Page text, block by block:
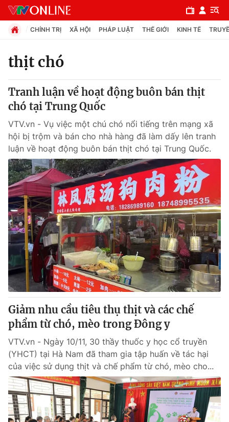
Chuyên mục
Chính trị
Xã hội
Pháp luật
Y tế
Thế giới
Tin tức
Thế giới đó đây
Câu chuyện quốc tế
Kinh tế
Tài chính
Thị trường
Góc doanh nghiệp
Dữ liệu và đời sống
Truyền hình
Phim VTV
Hậu trường
Nhân vật
Khán giả
Giải sao mai
Giải trí
Điện ảnh
Âm nhạc
Sao
Đời sống
Du lịch
Làm đẹp
Giáo dục
CHÍNH TRỊ XÃ HỘI PHÁP LUẬT THẾ GIỚI KINH TẾ
thịt chó
Tranh luận về hoạt động buôn bán thịt
chó tại Trung Quốc
VTV.vn - Vụ việc một chú chó nổi tiếng trên mạng xã
hội bị trộm và bán cho nhà hàng đã làm dấy lên tranh
luận về hoạt động buôn bán thịt chó tại Trung Quốc.
Giảm nhu cầu tiêu thụ thịt và các chế
phẩm từ chó, mèo trong Đông y
VTV.vn - Ngày 10/11, 30 thầy thuốc y học cổ truyền
(YHCT) tại Hà Nam đã tham gia tập huấn về tác hại
của việc sử dụng thịt và chế phẩm từ chó, mèo cho...